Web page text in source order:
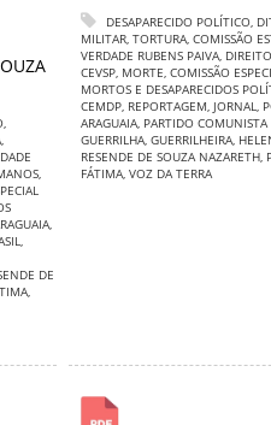
,
,
,
,
,
DE
,
DESAPARECIDO POLÍTICO,
MILITAR, TORTURA, COMISSÃO
VERDADE RUBENS PAIVA,
CEVSP, MORTE, COMISSÃO
MORTOS E DESAPARECIDOS
CEMDP, REPORTAGEM, JORNAL,
ARAGUAIA, PARTIDO COMUNISTA
GUERRILHA, GUERRILHEIRA,
RESENDE DE SOUZA NAZARETH,
FÁTIMA, VOZ DA TERRA